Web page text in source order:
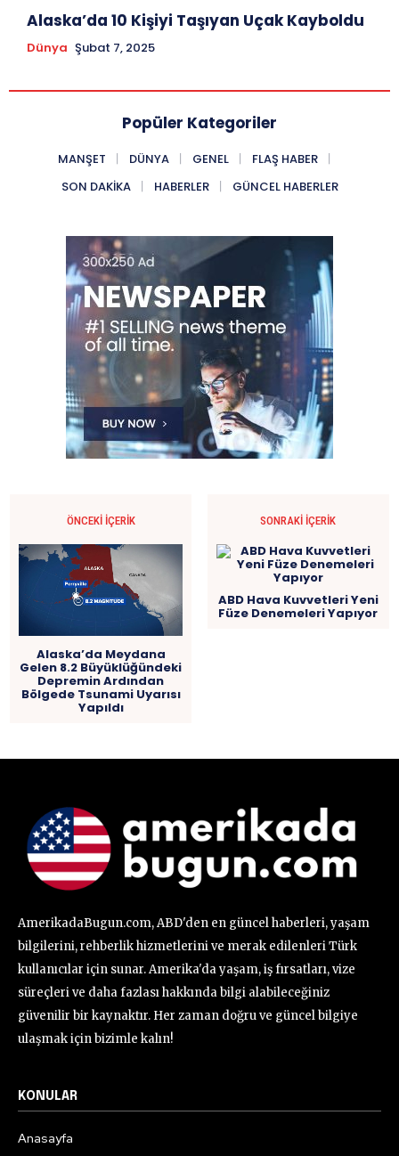
Alaska’da 10 Kişiyi Taşıyan Uçak Kayboldu
Dünya Şubat 7, 2025
Popüler Kategoriler
MANŞET DÜNYA GENEL
FLAŞ HABER
SON DAKIKA
HABERLER GÜNCEL HABERLER
ÖNCEKI İÇERIK
Alaska’da Meydana
Gelen 8.2 Büyüklüğündeki
Depremin Ardından
Bölgede Tsunami Uyarısı
Yapıldı
SONRAKI İÇERIK
ABD Hava Kuvvetleri Yeni
Füze Denemeleri Yapıyor
AmerikadaBugun.com, ABD'den en güncel haberleri, yaşam
bilgilerini, rehberlik hizmetlerini ve merak edilenleri Türk
kullanıcılar için sunar. Amerika'da yaşam, iş fırsatları, vize
süreçleri ve daha fazlası hakkında bilgi alabileceğiniz
güvenilir bir kaynaktır. Her zaman doğru ve güncel bilgiye
ulaşmak için bizimle kalın!
KONULAR
Anasayfa